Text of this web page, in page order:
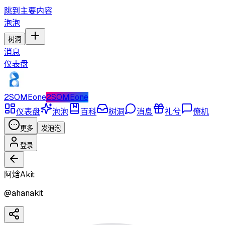
跳到主要内容
泡泡
树洞
消息
仪表盘
2SOMEone2SOMEone
仪表盘
泡泡 百科 树洞 消息 礼兮 僚机
更多 发泡泡
登录
阿焓Akit
@ahanakit